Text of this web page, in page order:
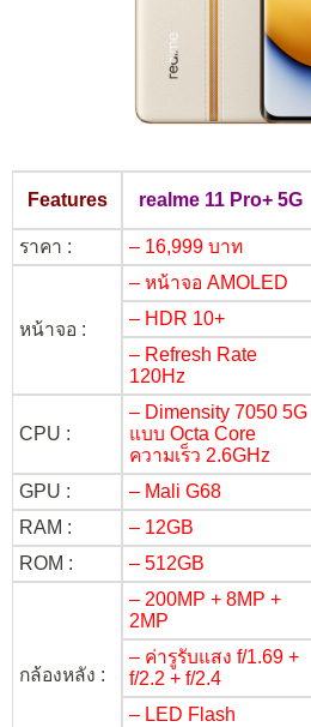
Features realme 11 Pro+ 5G
ราคา :
– 16,999 บาท
หน้าจอ :
– หน้าจอ AMOLED
– HDR 10+
– Refresh Rate
120Hz
CPU :
– Dimensity 7050 5G
แบบ Octa Core
ความเร็ว 2.6GHz
GPU :
– Mali G68
RAM :
– 12GB
ROM :
– 512GB
กล้องหลัง :
– 200MP + 8MP +
2MP
– ค่ารูรับแสง f/1.69 +
f/2.2 + f/2.4
– LED Flash